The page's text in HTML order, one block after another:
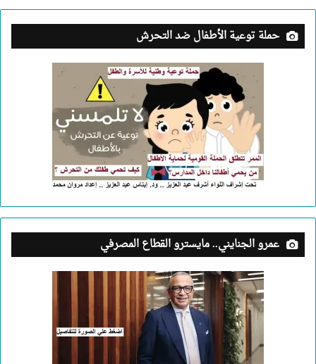
حملة توعية الأطفال ضد التحرش
عمرو الجنايني.. مايسترو القطاع المصرفي